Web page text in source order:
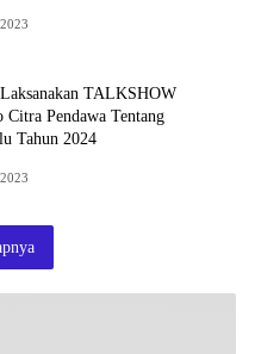
TALKSHOW
Pendawa Tentang
Tahun 2024